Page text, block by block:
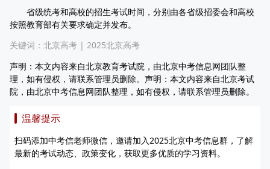
省级统考和高校的招生考试时间，分别由各省级招委会和高校
按照教育部有关要求确定并发布。
关键词： 北京高考 | 2025北京高考
声明：本文内容来自北京教育考试院，由北京中考信息网团队整
理，如有侵权，请联系管理员删除。声明：本文内容来自北京考试
院，由北京中考信息网团队整理，如有侵权，请联系管理员删除。
温馨提示
扫码添加中考信老师微信，邀请加入2025北京中考信息群，了解
最新的考试动态、政策变化，获取更多优质的学习资料。